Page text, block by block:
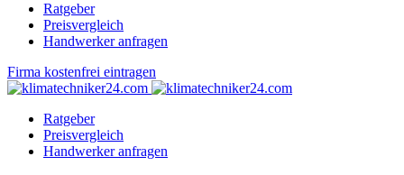
Ratgeber
Preisvergleich
Handwerker anfragen
Firma kostenfrei eintragen
Ratgeber
Preisvergleich
Handwerker anfragen